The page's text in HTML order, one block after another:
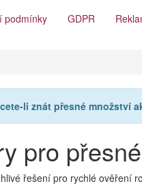
podmínky GDPR
li znát přesné množství
pro
řešení pro rychlé ověření